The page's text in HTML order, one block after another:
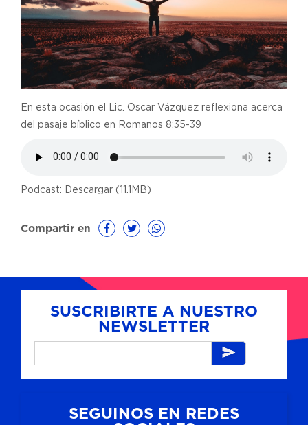
En esta ocasión el Lic. Oscar Vázquez reflexiona acerca
del pasaje bíblico en Romanos 8:35-39
Podcast: Descargar (11.1MB)
Compartir en
SUSCRIBIRTE A NUESTRO
NEWSLETTER
SEGUINOS EN REDES